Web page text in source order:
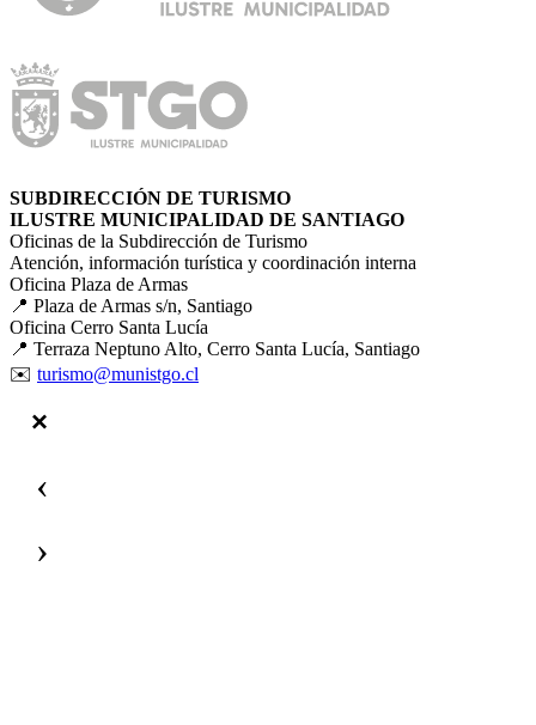
SUBDIRECCIÓN DE TURISMO
ILUSTRE MUNICIPALIDAD DE SANTIAGO
Oficinas de la Subdirección de Turismo
Atención, información turística y coordinación interna
Oficina Plaza de Armas
📍 Plaza de Armas s/n, Santiago
Oficina Cerro Santa Lucía
📍 Terraza Neptuno Alto, Cerro Santa Lucía, Santiago
✉️ turismo@munistgo.cl
‹
›